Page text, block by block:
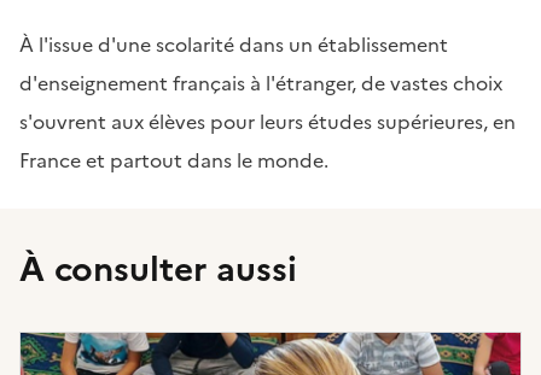
À l'issue d'une scolarité dans un établissement
d'enseignement français à l'étranger, de vastes choix
s'ouvrent aux élèves pour leurs études supérieures, en
France et partout dans le monde.
À consulter aussi